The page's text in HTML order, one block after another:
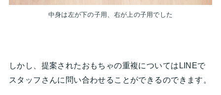
中身は左が下の子用、右が上の子用でした
しかし、提案されたおもちゃの重複についてはLINEで
スタッフさんに問い合わせることができるのできます。